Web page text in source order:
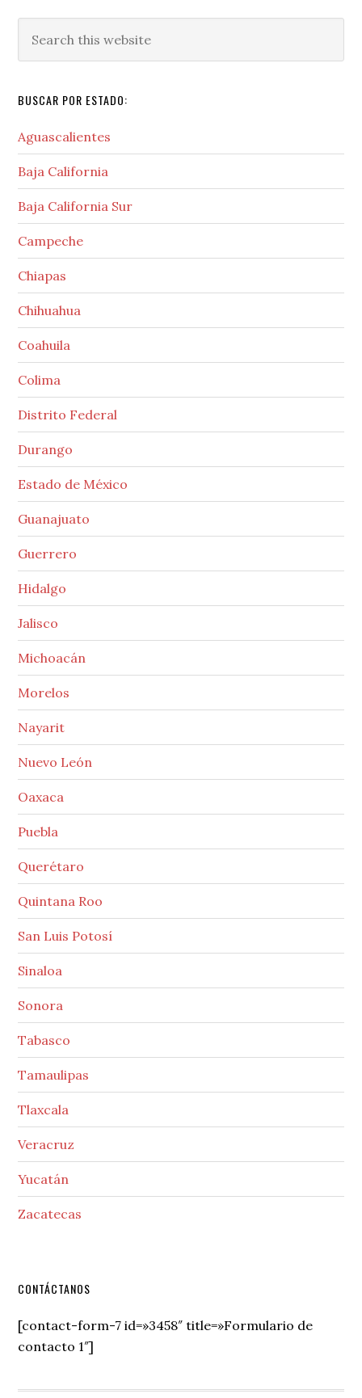
this
BUSCAR POR ESTADO:
Aguascalientes
Baja California
Baja California Sur
Campeche
Chiapas
Chihuahua
Coahuila
Colima
Distrito Federal
Durango
Estado de México
Guanajuato
Guerrero
Hidalgo
Jalisco
Michoacán
Morelos
Nayarit
Nuevo León
Oaxaca
Puebla
Querétaro
Quintana Roo
San Luis Potosí
Sinaloa
Sonora
Tabasco
Tamaulipas
Tlaxcala
Veracruz
Yucatán
Zacatecas
Secondary
Sidebar
CONTÁCTANOS
[contact-form-7 id=»3458″ title=»Formulario de
contacto 1″]